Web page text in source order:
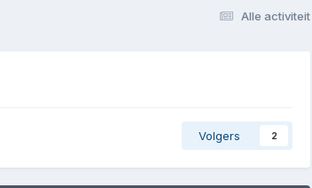
Alle activiteit
Volgers 2